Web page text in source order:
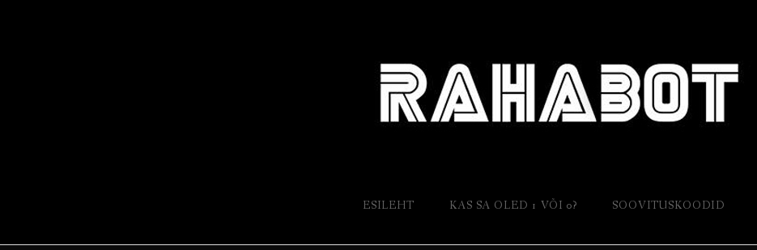
ESILEHT KAS SA OLED 1 VÕI 0? SOOVITUSKOODID